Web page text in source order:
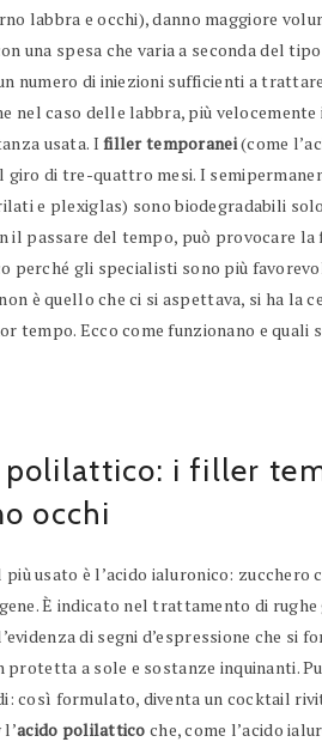
labbra e occhi), danno maggiore
una spesa che varia a seconda del
numero di iniezioni sufficienti a
nel caso delle labbra, più
usata. Ifiller temporanei(come
di tre-quattro mesi. I
e plexiglas) sono biodegradabili
il passare del tempo, può provocare
perché gli specialisti sono più
è quello che ci si aspettava, si ha la
tempo. Ecco come funzionano e quali
i filler
occhi
più usato è l’acido ialuronico:
È indicato nel trattamento di rughe
di segni d’espressione che si
protetta a sole e sostanze inquinanti.
così formulato, diventa un cocktail
acido polilattico che, come l’acido